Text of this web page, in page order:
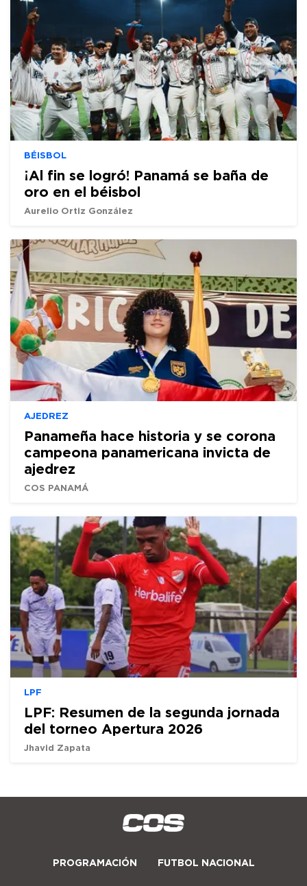
BÉISBOL
¡Al fin se logró! Panamá se baña de
oro en el béisbol
Aurelio Ortiz González
AJEDREZ
Panameña hace historia y se corona
campeona panamericana invicta de
ajedrez
COS PANAMÁ
LPF
LPF: Resumen de la segunda jornada
del torneo Apertura 2026
Jhavid Zapata
PROGRAMACIÓN FUTBOL NACIONAL